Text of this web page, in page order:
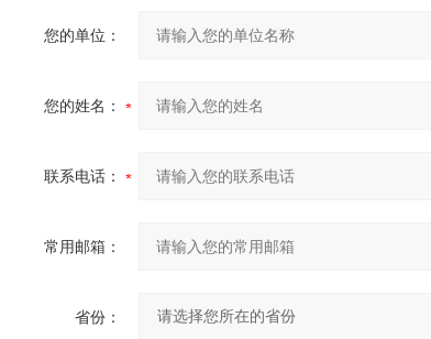
您的单位：
您的姓名：
联系电话：
常用邮箱：
省份：